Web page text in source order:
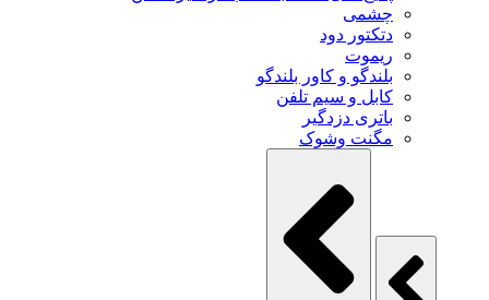
چشمی
دتکتور دود
ریموت
بلندگو و کاور بلندگو
کابل و سیم تلفن
باتری دزدگیر
مگنت وشوک